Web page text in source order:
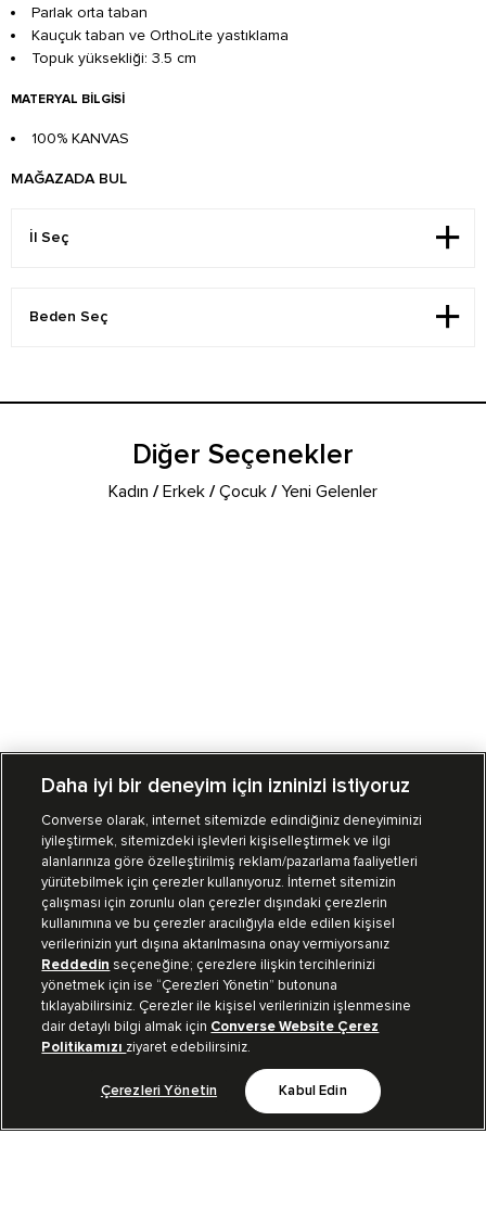
Parlak orta taban
Kauçuk taban ve OrthoLite yastıklama
Topuk yüksekliği: 3.5 cm
MATERYAL BILGISI
100% KANVAS
MAĞAZADA BUL
Diğer Seçenekler
Kadın /Erkek /Çocuk /Yeni Gelenler
Mağazalarımız Sipariş Takibi
Müşteri İlişkileri
Koleksiyon
Kurumsal
Bizi Takip Et
Daha iyi bir deneyim için izninizi istiyoruz
Converse olarak, internet sitemizde edindiğiniz deneyiminizi
iyileştirmek, sitemizdeki işlevleri kişiselleştirmek ve ilgi
alanlarınıza göre özelleştirilmiş reklam/pazarlama faaliyetleri
yürütebilmek için çerezler kullanıyoruz. İnternet sitemizin
çalışması için zorunlu olan çerezler dışındaki çerezlerin
kullanımına ve bu çerezler aracılığıyla elde edilen kişisel
verilerinizin yurt dışına aktarılmasına onay vermiyorsanız
Reddedin seçeneğine; çerezlere ilişkin tercihlerinizi
yönetmek için ise “Çerezleri Yönetin” butonuna
tıklayabilirsiniz. Çerezler ile kişisel verilerinizin işlenmesine
dair detaylı bilgi almak için Converse Website Çerez
Politikamızı ziyaret edebilirsiniz.
Çerezleri Yönetin Kabul Edin